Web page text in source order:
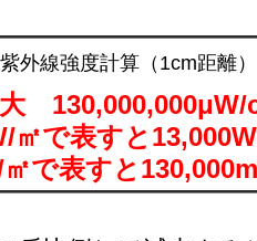
紫外線強度計算（1cm距離）
130,000,000μW/
㎡で表すと
で表すと